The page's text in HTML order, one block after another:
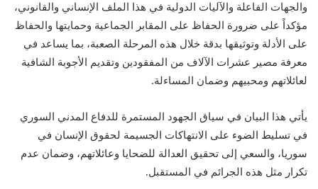
والجهات الفاعلة والآليات الدولية في هذا الملف الإنساني والقانوني،
مؤكداً على ضرورة الحفاظ على المقابر الجماعية وحمايتها والحفاظ
على الأدلة وتوثيقها بدقة خلال هذه المرحلة الصعبة، بما يساعد في
معرفة مصير عشرات الآلاف من المفقودين وتقديم الأجوبة الشافية
لعائلاتهم ومحبيهم وضمان المساءلة.
يأتي هذا البيان في سياق الجهود المستمرة للدفاع المدني السوري
في تسليط الضوء على الانتهاكات الجسيمة لحقوق الإنسان في
سوريا، والسعي إلى تحقيق العدالة للضحايا وعائلاتهم، وضمان عدم
تكرار مثل هذه الجرائم في المستقبل.